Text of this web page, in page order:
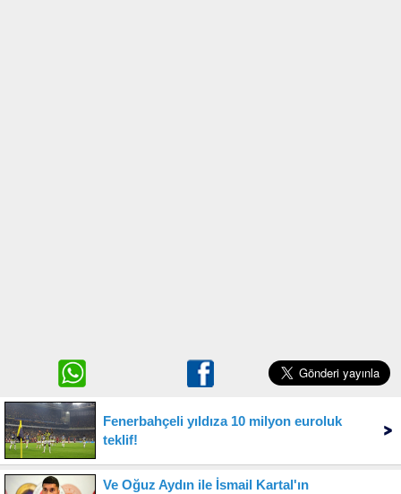
Fenerbahçeli yıldıza 10 milyon euroluk
teklif!
Ve Oğuz Aydın ile İsmail Kartal'ın